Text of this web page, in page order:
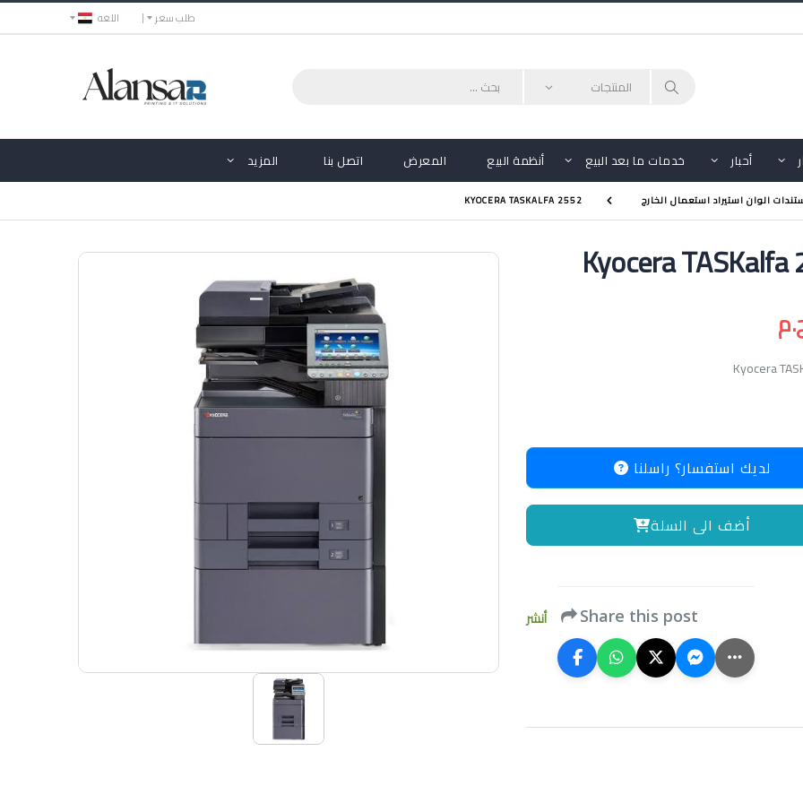
اللغه طلب سعر
أحبار خدمات ما بعد البيع أنظمة البيع المعرض اتصل بنا المزيد
الوان استيراد استعمال الخارج KYOCERA TASKALFA 2552
Kyocera
Kyocera
لديك استفسار؟ راسلنا
أضف الى السلة
أنشر Share this post